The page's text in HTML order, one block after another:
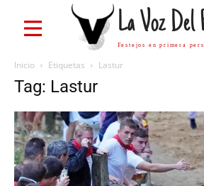
La Voz Del
Festejos en primera
Inicio Etiquetas Lastur
Tag: Lastur